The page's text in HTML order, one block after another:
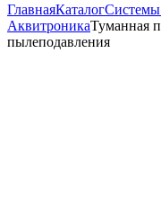
ГлавнаяКаталог
АквитроникаТуманная
пылеподавления